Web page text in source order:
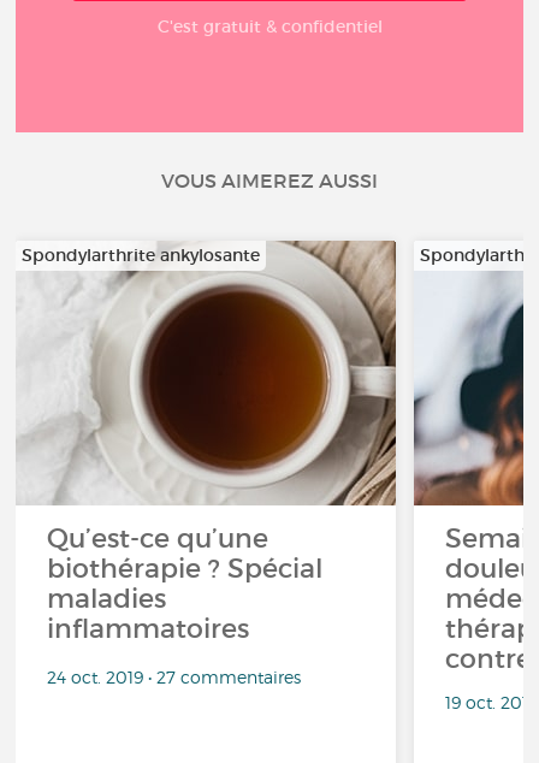
C'est gratuit & confidentiel
VOUS AIMEREZ AUSSI
Spondylarthrite ankylosante
Qu’est-ce qu’une
biothérapie ? Spécial
maladies
inflammatoires
24 oct. 2019 • 27 commentaires
contre
19 oct.